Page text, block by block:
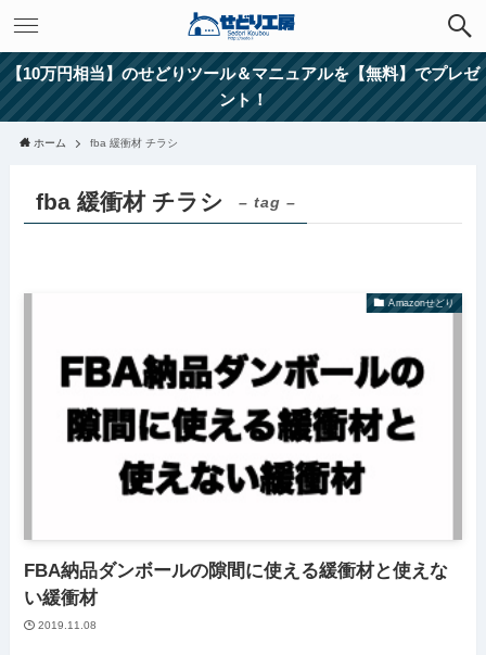
【10万円相当】のせどりツール＆マニュアルを【無料】でプレゼ
ント！
ホーム fba 緩衝材 チラシ
fba 緩衝材 チラシ – tag –
Amazonせどり
FBA納品ダンボールの隙間に使える緩衝材と使えな
い緩衝材
2019.11.08